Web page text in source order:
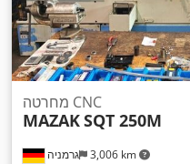
גרמניה 3,006 km
מחרטה CNC
MAZAKSQT 250M